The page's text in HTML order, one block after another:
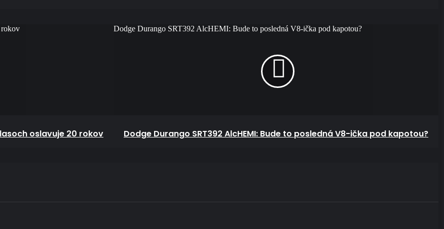
rokov
oslavuje 20 rokov
Dodge Durango SRT392 AlcHEMI: Bude to posledná V8-ička pod kapotou?
Dodge Durango SRT392 AlcHEMI: Bude to posledná V8-ička pod kapotou?